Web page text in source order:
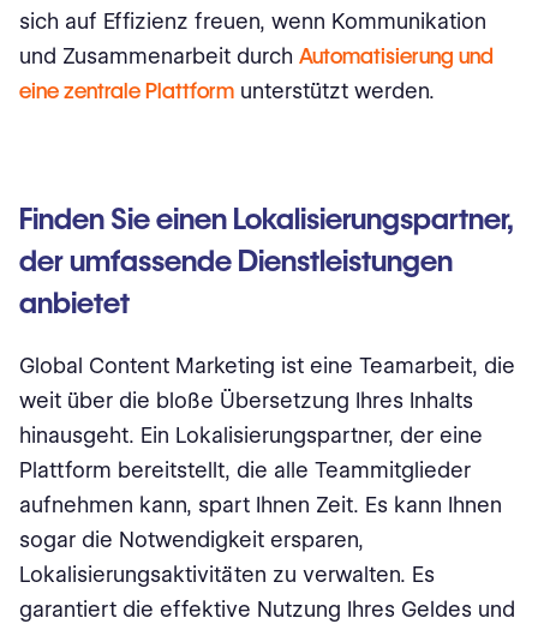
sich auf Effizienz freuen, wenn Kommunikation
und Zusammenarbeit durch Automatisierung und
eine zentrale Plattform unterstützt werden.
Finden Sie einen Lokalisierungspartner,
der umfassende Dienstleistungen
anbietet
Global Content Marketing ist eine Teamarbeit, die
weit über die bloße Übersetzung Ihres Inhalts
hinausgeht. Ein Lokalisierungspartner, der eine
Plattform bereitstellt, die alle Teammitglieder
aufnehmen kann, spart Ihnen Zeit. Es kann Ihnen
sogar die Notwendigkeit ersparen,
Lokalisierungsaktivitäten zu verwalten. Es
garantiert die effektive Nutzung Ihres Geldes und